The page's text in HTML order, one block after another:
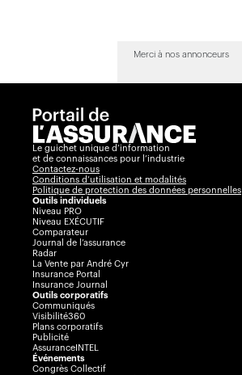
Merci à nos annonceurs
Le guichet unique d’information
et de connaissances pour l’industrie
Contactez-nous
Conditions d’utilisation et modalités
Politique de protection des données personnelles
Outils individuels
Niveau PRO
Niveau EXÉCUTIF
Comparateur
Journal de l’assurance
Radar
La Vente par André Cyr
Insurance Portal
Insurance Journal
Outils corporatifs
Communiqués
Visibilité360
Plans corporatifs
Publicité
AssuranceINTEL
Événements
Congrès Collectif